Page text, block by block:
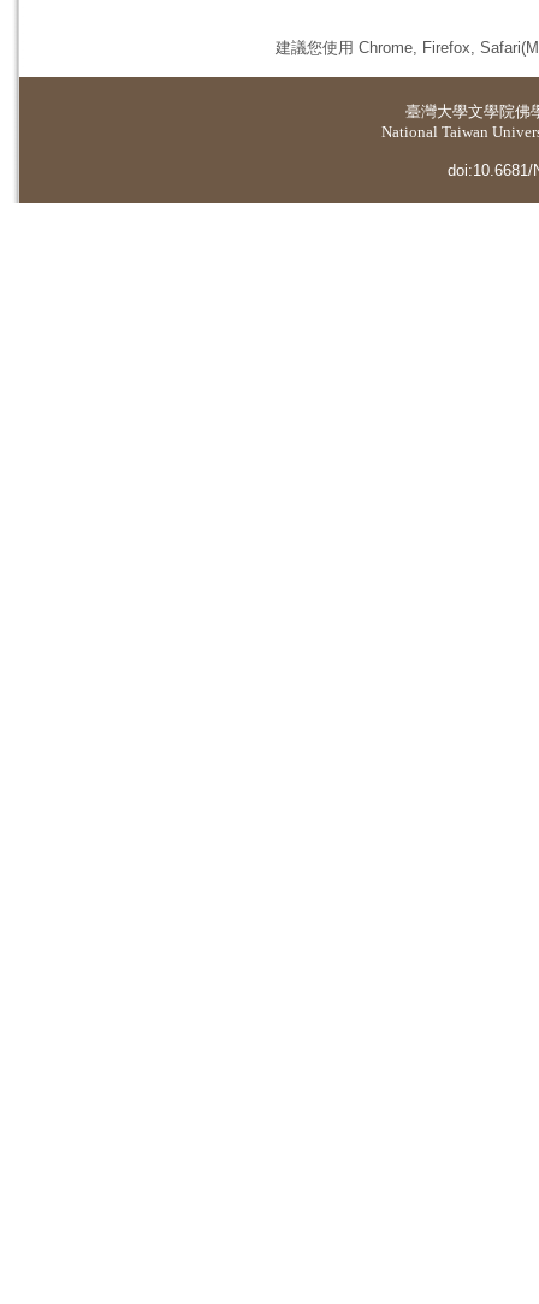
建議您使用 Chrome, Firefox,
臺灣大學文學院佛
National Taiwan
doi:10.6681/